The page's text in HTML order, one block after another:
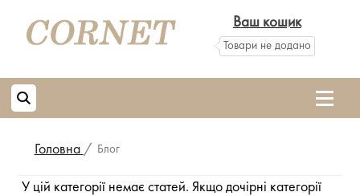
Ваш кошик
Товари не додано
Головна / Блог
У цій категорії немає статей. Якщо дочірні категорії